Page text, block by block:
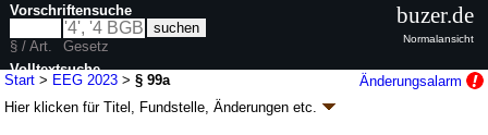
Start > EEG 2023 >§ 99a
Änderungsalarm
Hier klicken fürTitel, Fundstelle, Änderungen etc.
Vorschriftensuche
§ / Art.
Gesetz
Volltextsuche
nur in EEG 2023
buzer.de
Normalansicht